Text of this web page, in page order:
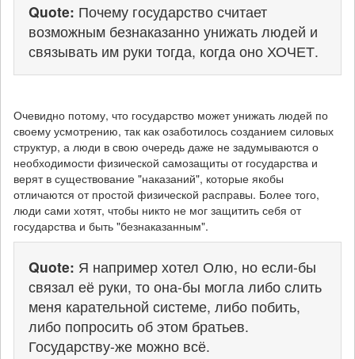
Quote: Почему государство считает
возможным безнаказанно унижать людей и
связывать им руки тогда, когда оно ХОЧЕТ.
Очевидно потому, что государство может унижать людей по
своему усмотрению, так как озаботилось созданием силовых
структур, а люди в свою очередь даже не задумываются о
необходимости физической самозащиты от государства и
верят в существование "наказаний", которые якобы
отличаются от простой физической расправы. Более того,
люди сами хотят, чтобы никто не мог защитить себя от
государства и быть "безнаказанным".
Quote: Я например хотел Олю, но если-бы
связал её руки, то она-бы могла либо слить
меня карательной системе, либо побить,
либо попросить об этом братьев.
Государству-же можно всё.